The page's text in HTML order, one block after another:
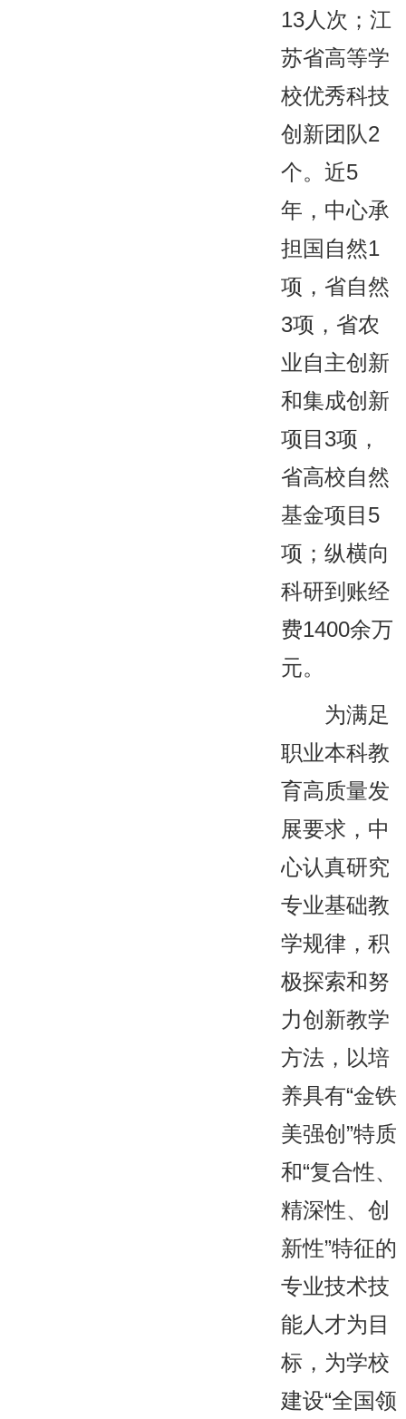
13人次；江
苏省高等学
校优秀科技
创新团队2
个。近5
年，中心承
担国自然1
项，省自然
3项，省农
业自主创新
和集成创新
项目3项，
省高校自然
基金项目5
项；纵横向
科研到账经
费1400余万
元。
为满足
职业本科教
育高质量发
展要求，中
心认真研究
专业基础教
学规律，积
极探索和努
力创新教学
方法，以培
养具有“金铁
美强创”特质
和“复合性、
精深性、创
新性”特征的
专业技术技
能人才为目
标，为学校
建设“全国领